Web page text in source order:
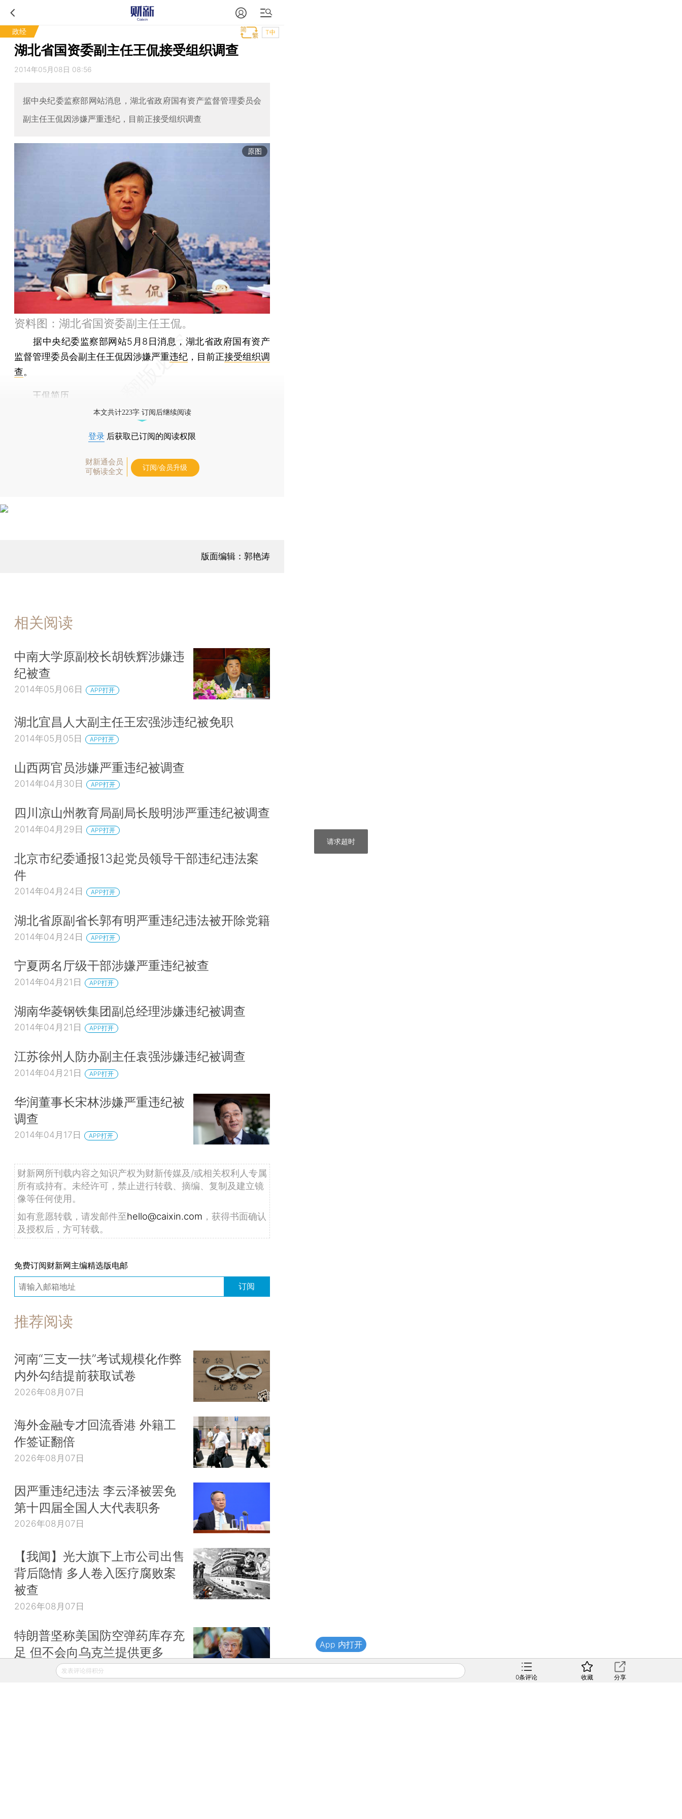
政经 T中
湖北省国资委副主任王侃接受组织调查
2014年05月08日 08:56
据中央纪委监察部网站消息，湖北省政府国有资产监督管理委员会
副主任王侃因涉嫌严重违纪，目前正接受组织调查
原图
资料图：湖北省国资委副主任王侃。
据中央纪委监察部网站5月8日消息，湖北省政府国有资产
监督管理委员会副主任王侃因涉嫌严重违纪 ，目前正接受组织调
查。
王侃简历
本文共计223字 订阅后继续阅读
登录 后获取已订阅的阅读权限
财新通会员
可畅读全文
订阅/会员升级
版面编辑：郭艳涛
相关阅读
中南大学原副校长胡铁辉涉嫌违
纪被查
2014年05月06日 APP打开
湖北宜昌人大副主任王宏强涉违纪被免职
2014年05月05日 APP打开
山西两官员涉嫌严重违纪被调查
2014年04月30日 APP打开
四川凉山州教育局副局长殷明涉严重违纪被调查
2014年04月29日 APP打开
北京市纪委通报13起党员领导干部违纪违法案
件
2014年04月24日 APP打开
湖北省原副省长郭有明严重违纪违法被开除党籍
2014年04月24日 APP打开
宁夏两名厅级干部涉嫌严重违纪被查
2014年04月21日 APP打开
湖南华菱钢铁集团副总经理涉嫌违纪被调查
2014年04月21日 APP打开
江苏徐州人防办副主任袁强涉嫌违纪被调查
2014年04月21日 APP打开
华润董事长宋林涉嫌严重违纪被
调查
2014年04月17日 APP打开
财新网所刊载内容之知识产权为财新传媒及/或相关权利人专属
所有或持有。未经许可，禁止进行转载、摘编、复制及建立镜
像等任何使用。
如有意愿转载，请发邮件至hello@caixin.com ，获得书面确认
及授权后，方可转载。
免费订阅财新网主编精选版电邮
订阅
推荐阅读
河南“三支一扶”考试规模化作弊
内外勾结提前获取试卷
2026年08月07日
海外金融专才回流香港 外籍工
作签证翻倍
2026年08月07日
因严重违纪违法 李云泽被罢免
第十四届全国人大代表职务
2026年08月07日
【我闻】光大旗下上市公司出售
背后隐情 多人卷入医疗腐败案
被查
2026年08月07日
特朗普坚称美国防空弹药库存充
足 但不会向乌克兰提供更多
2026年08月07日
发表评论得积分
0条评论 收藏 分享
App 内打开
请求超时